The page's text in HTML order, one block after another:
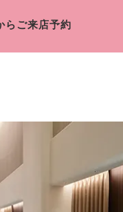
らご来店予約